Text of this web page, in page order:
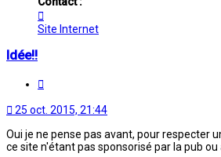
Emmanuel
Site Internet
Idée!!
25 oct. 2015, 21:44
Oui je ne pense pas avant, pour respecter
ce site n'étant pas sponsorisé par la pub